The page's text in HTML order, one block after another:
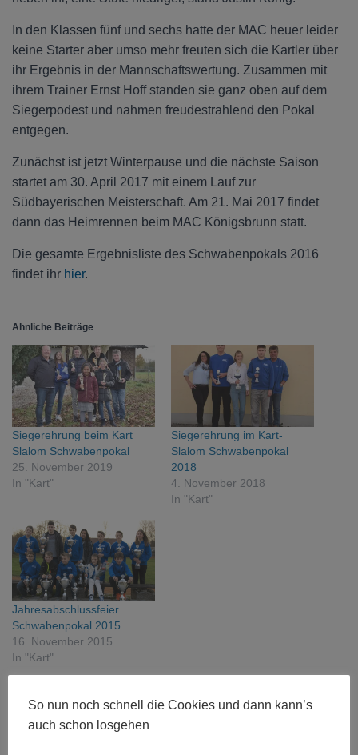
In den Klassen fünf und sechs hatte der MAC heuer leider
keine Starter aber umso mehr freuten sich die Kartler über
ihr Ergebnis in der Mannschaftswertung. Zusammen mit
ihrem Trainer Ernst Hoff standen sie ganz oben auf dem
Siegerpodest und nahmen freudestrahlend den Pokal
entgegen.
Zunächst ist jetzt Winterpause und die nächste Saison
startet am 30. April 2017 mit einem Lauf zur
Südbayerischen Meisterschaft. Am 21. Mai 2017 findet
dann das Heimrennen beim MAC Königsbrunn statt.
Die gesamte Ergebnisliste des Schwabenpokals 2016
findet ihr hier.
Ähnliche Beiträge
Siegerehrung beim Kart
Slalom Schwabenpokal
25. November 2019
In "Kart"
Siegerehrung im Kart-
Slalom Schwabenpokal
2018
4. November 2018
In "Kart"
Jahresabschlussfeier
Schwabenpokal 2015
16. November 2015
In "Kart"
So nun noch schnell die Cookies und dann kann’s
auch schon losgehen